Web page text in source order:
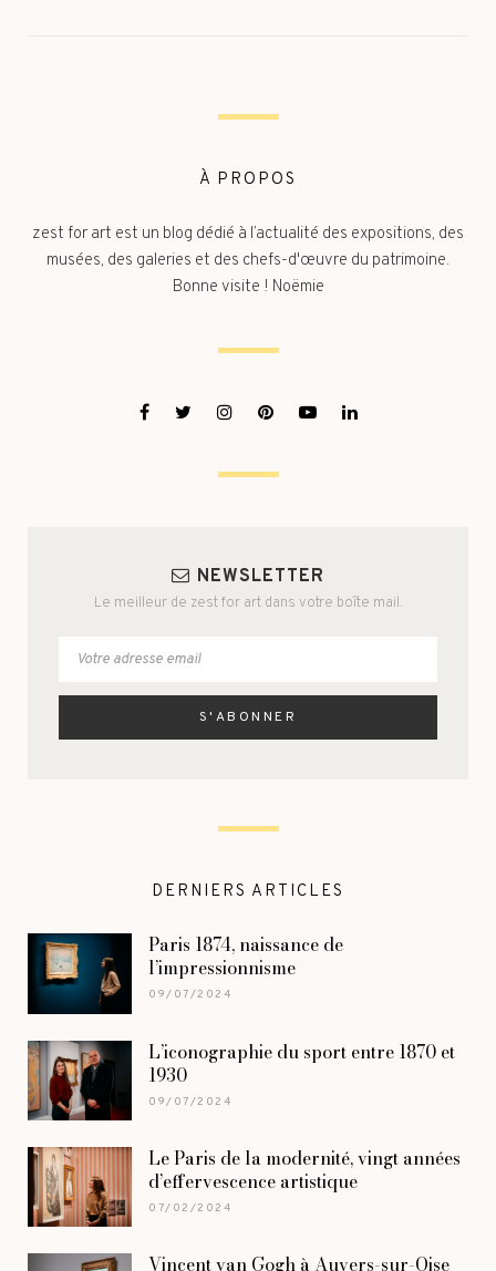
À PROPOS
zest for art est un blog dédié à l’actualité des expositions, des
musées, des galeries et des chefs-d'œuvre du patrimoine.
Bonne visite ! Noëmie
NEWSLETTER
Le meilleur de zest for art dans votre boîte mail.
DERNIERS ARTICLES
Paris 1874, naissance de
l’impressionnisme
09/07/2024
L’iconographie du sport entre 1870 et
1930
09/07/2024
Le Paris de la modernité, vingt années
d’effervescence artistique
07/02/2024
Vincent van Gogh à Auvers-sur-Oise